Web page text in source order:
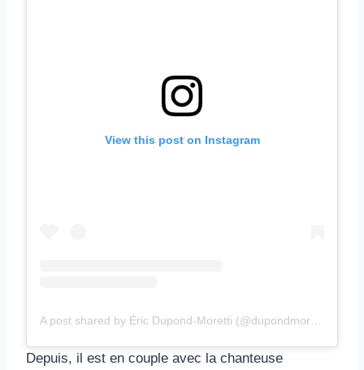
View this post on Instagram
Depuis, il est en couple avec la chanteuse